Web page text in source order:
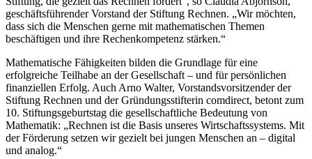
geschäftsführender Vorstand der Stiftung Rechnen. „Wir möchten,
dass sich die Menschen gerne mit mathematischen Themen
beschäftigen und ihre Rechenkompetenz stärken.“
Mathematische Fähigkeiten bilden die Grundlage für eine
erfolgreiche Teilhabe an der Gesellschaft – und für persönlichen
finanziellen Erfolg. Auch Arno Walter, Vorstandsvorsitzender der
Stiftung Rechnen und der Gründungsstifterin comdirect, betont zum
10. Stiftungsgeburtstag die gesellschaftliche Bedeutung von
Mathematik: „Rechnen ist die Basis unseres Wirtschaftssystems. Mit
der Förderung setzen wir gezielt bei jungen Menschen an – digital
und analog.“